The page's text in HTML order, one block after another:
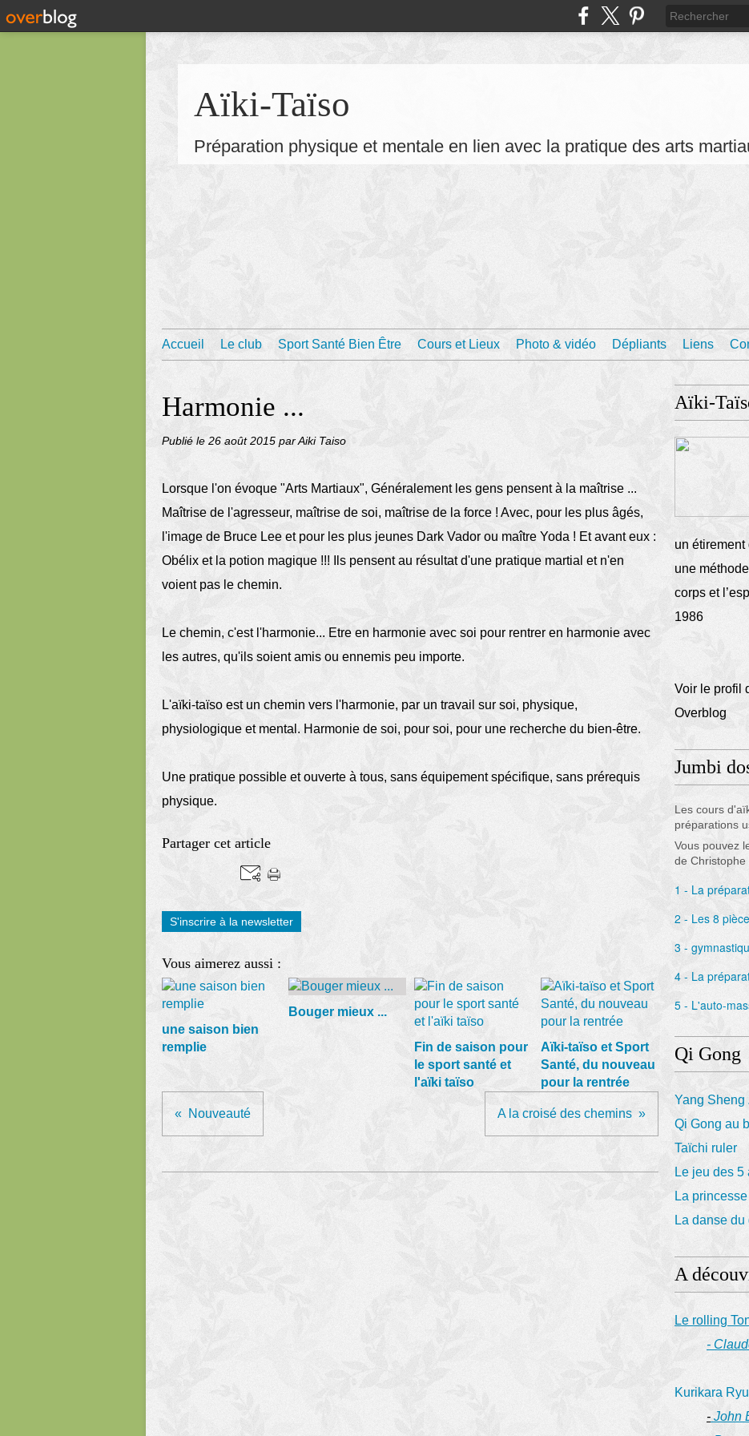
Aïki-Taïso
Préparation physique et mentale en lien avec la pratique des arts
Accueil Le club Sport Santé Bien Être Cours et Lieux Photo & vidéo Dépliants Liens
Harmonie ...
Publié le 26 août 2015 par Aiki Taiso
Lorsque l'on évoque "Arts Martiaux", Généralement les gens pensent à la maîtrise ...
Maîtrise de l'agresseur, maîtrise de soi, maîtrise de la force ! Avec, pour les plus âgés,
l'image de Bruce Lee et pour les plus jeunes Dark Vador ou maître Yoda ! Et avant eux :
Obélix et la potion magique !!! Ils pensent au résultat d'une pratique martial et n'en
voient pas le chemin.
Le chemin, c'est l'harmonie... Etre en harmonie avec soi pour rentrer en harmonie avec
les autres, qu'ils soient amis ou ennemis peu importe.
L'aïki-taïso est un chemin vers l'harmonie, par un travail sur soi, physique,
physiologique et mental. Harmonie de soi, pour soi, pour une recherche du bien-être.
Une pratique possible et ouverte à tous, sans équipement spécifique, sans prérequis
physique.
Partager cet article
S'inscrire à la newsletter
Vous aimerez aussi :
une saison bien
remplie
Bouger mieux ...
Fin de saison pour
le sport santé et
l'aïki taïso
Aïki-taïso et Sport
Santé, du nouveau
pour la rentrée
Nouveauté A la croisé des chemins
Aïki-
un étirement
une
corps et
1986
Voir le profil
Overblog
Jumbi
Les cours
préparations
Vous pouvez
de Christophe
1 - La
2 - Les 8
3 -
4 - La
5 - L'auto-
Qi Gong
Yang Sheng
Qi Gong au
Taïchi ruler
Le jeu des 5
La
La danse du
A
Le rolling
-
Kurikara
- John